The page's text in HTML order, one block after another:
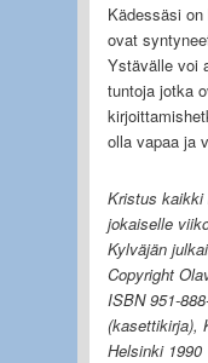
Kädessäsi
ovat
Ystävälle voi
tuntoja jotka
olla vapaa ja
Kristus kaikki
jokaiselle
Kylväjän
Copyright
ISBN 951-
(kasettikirja),
Helsinki 1990